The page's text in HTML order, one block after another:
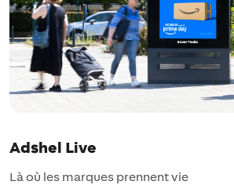
Adshel Live
Là où les marques prennent vie